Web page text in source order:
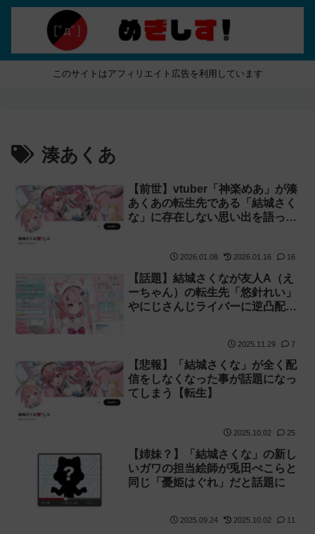
このサイトはアフィリエイト広告を利用しています
湊あくあ
【前世】vtuber「神楽めあ」が湊
あくあの転生先である「結城さく
な」に存在しない思い出を語って
2026.01.08 2026.01.16 16
【話題】結城さくなが友人A（え
ーちゃん）の転生先「悠針れい」
やにじさんじライバーに逆凸配
2025.11.29 7
【悲報】「結城さくな」が全く配
信をしなくなった事が話題になっ
てしまう【転生】
2025.10.02 25
【姉妹？】「結城さくな」の新し
いガワの担当絵師が兎田ぺこらと
同じ「憂姫はぐれ」だと話題に
2025.09.24 2025.10.02 11